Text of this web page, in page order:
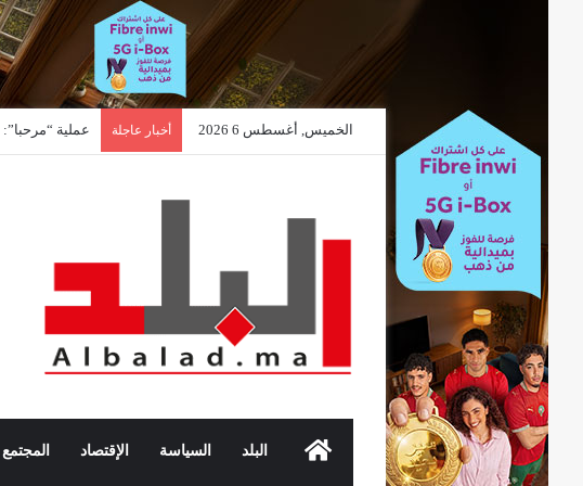
الخميس, أغسطس 6 2026 أخبار عاجلة
الرئيسيةالبلد السياسة الإقتصاد المجتمع